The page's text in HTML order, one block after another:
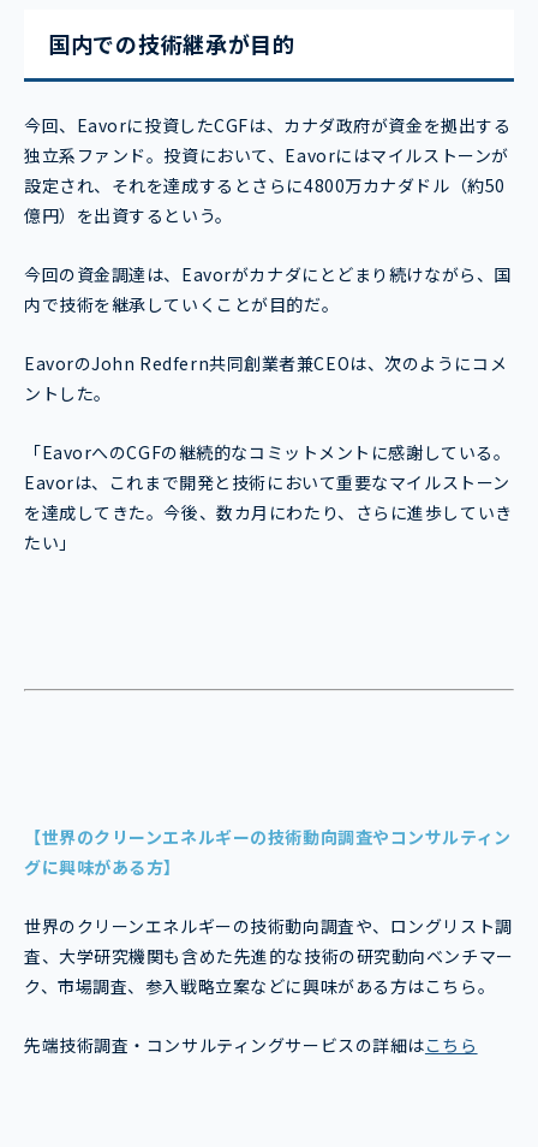
国内での技術継承が目的
今回、Eavorに投資したCGFは、カナダ政府が資金を拠出する
独立系ファンド。投資において、Eavorにはマイルストーンが
設定され、それを達成するとさらに4800万カナダドル（約50
億円）を出資するという。
今回の資金調達は、Eavorがカナダにとどまり続けながら、国
内で技術を継承していくことが目的だ。
EavorのJohn Redfern共同創業者兼CEOは、次のようにコメ
ントした。
「EavorへのCGFの継続的なコミットメントに感謝している。
Eavorは、これまで開発と技術において重要なマイルストーン
を達成してきた。今後、数カ月にわたり、さらに進歩していき
たい」
【世界のクリーンエネルギーの技術動向調査やコンサルティン
グに興味がある方】
世界のクリーンエネルギーの技術動向調査や、ロングリスト調
査、大学研究機関も含めた先進的な技術の研究動向ベンチマー
ク、市場調査、参入戦略立案などに興味がある方はこちら。
先端技術調査・コンサルティングサービスの詳細はこちら